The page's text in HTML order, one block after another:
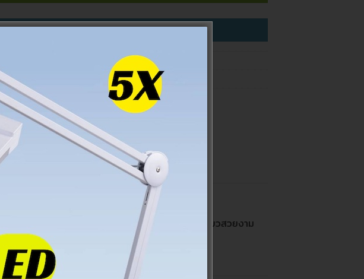
COMPARE
:
: แว่นขยาย
แว่นขยาย Handfree
บ:OV
วางเพื่อส่องบนโต้ะหรือพื้นผิวที่ราบเรียบ รูปทรงเรียวสวยงาม
มชัด ใช้งานง่าย ไม่ต้องถือ ไม่มีสั่นไหว